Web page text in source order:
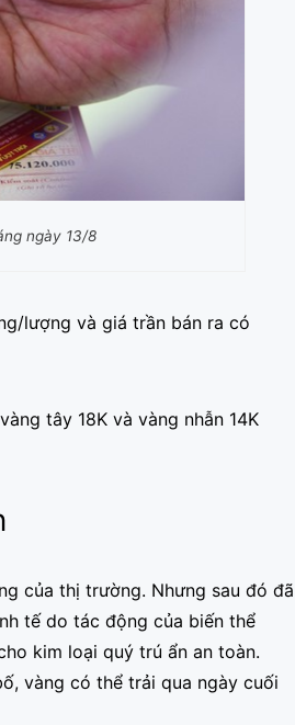
ngày 13/8
lượng và giá trần bán ra có
tây 18K và vàng nhẫn 14K
của thị trường. Nhưng sau đó đã
tế do tác động của biến thể
kim loại quý trú ẩn an toàn.
vàng có thể trải qua ngày cuối